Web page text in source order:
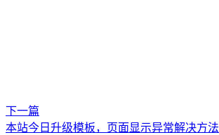
下一篇
本站今日升级模板，页面显示异常解决方法